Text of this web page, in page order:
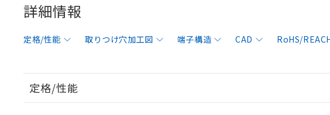
詳細情報
定格/性能 取りつけ穴加工図 端子構造 CAD RoHS/
定格/性能